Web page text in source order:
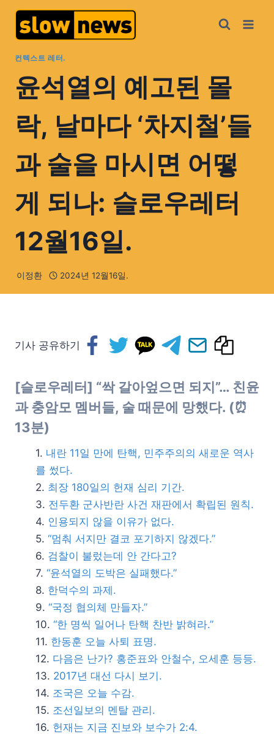
컨텍스트 레터.
윤석열의 예고된 몰
락, 날마다 ‘차지철’들
과 술을 마시면 어떻
게 되나: 슬로우레터
12월16일.
이정환 2024년 12월16일.
기사 공유하기
[슬로우레터] “싹 갈아엎으면 되지”… 친윤
과 충암모 멤버들, 술 때문에 망했다. (⏰
13분)
내란 11일 만에 탄핵, 민주주의의 새로운 역사
를 썼다.
최장 180일의 헌재 심리 기간.
전두환 군사반란 사건 재판에서 확립된 원칙.
인용되지 않을 이유가 없다.
“멈춰 서지만 결코 포기하지 않겠다.”
검찰이 불렀는데 안 간다고?
“윤석열의 도박은 실패했다.”
한덕수의 과제.
“국정 협의체 만들자.”
“한 명씩 일어나 탄핵 찬반 밝혀라.”
한동훈 오늘 사퇴 표명.
다음은 난가? 홍준표와 안철수, 오세훈 등등.
2017년 대선 다시 보기.
조국은 오늘 수감.
조선일보의 멘탈 관리.
헌재는 지금 진보와 보수가 2:4.